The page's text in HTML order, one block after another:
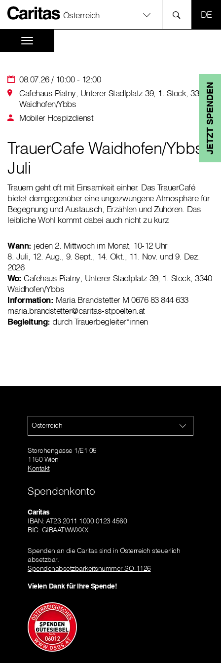
Österreich
JETZT SPENDEN
08.07.26 / 10:00 - 12:00
Cafehaus Piatny, Unterer Stadlplatz 39, 1. Stock, 3340
Waidhofen/Ybbs
Mobiler Hospizdienst
TrauerCafe Waidhofen/Ybbs
Juli
Trauern geht oft mit Einsamkeit einher. Das TrauerCafé
bietet demgegenüber eine ungezwungene Atmosphäre für
Begegnung und Austausch, Erzählen und Zuhören. Das
leibliche Wohl kommt dabei auch nicht zu kurz
Wann: jeden 2. Mittwoch im Monat, 10-12 Uhr
8. Juli, 12. Aug., 9. Sept., 14. Okt., 11. Nov. und 9. Dez.
2026
Wo: Cafehaus Piatny, Unterer Stadlplatz 39, 1. Stock, 3340
Waidhofen/Ybbs
Information: Maria Brandstetter M 0676 83 844 633
maria.brandstetter@caritas-stpoelten.at
Begleitung: durch Trauerbegleiter*innen
Österreich
Storchengasse 1/E1 05
1150 Wien
Kontakt
Spendenkonto
Caritas
IBAN: AT23 2011 1000 0123 4560
BIC: GIBAATWWXXX
Spenden an die Caritas sind in Österreich steuerlich
absetzbar.
Spendenabsetzbarkeitsnummer SO-1126
Vielen Dank für Ihre Spende!